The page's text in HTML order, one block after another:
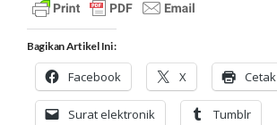
Bagikan Artikel Ini :
Facebook X Cetak
Surat elektronik Tumblr